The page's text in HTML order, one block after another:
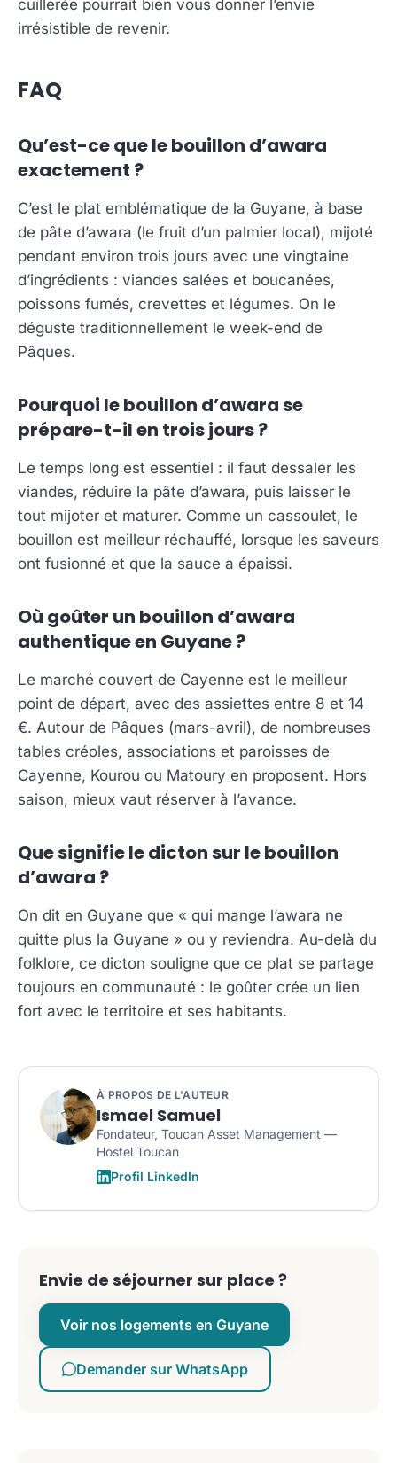
cuillerée pourrait bien vous donner l’envie
irrésistible de revenir.
FAQ
Qu’est-ce que le bouillon d’awara
exactement ?
C’est le plat emblématique de la Guyane, à base
de pâte d’awara (le fruit d’un palmier local), mijoté
pendant environ trois jours avec une vingtaine
d’ingrédients : viandes salées et boucanées,
poissons fumés, crevettes et légumes. On le
déguste traditionnellement le week-end de
Pâques.
Pourquoi le bouillon d’awara se
prépare-t-il en trois jours ?
Le temps long est essentiel : il faut dessaler les
viandes, réduire la pâte d’awara, puis laisser le
tout mijoter et maturer. Comme un cassoulet, le
bouillon est meilleur réchauffé, lorsque les saveurs
ont fusionné et que la sauce a épaissi.
Où goûter un bouillon d’awara
authentique en Guyane ?
Le marché couvert de Cayenne est le meilleur
point de départ, avec des assiettes entre 8 et 14
€. Autour de Pâques (mars-avril), de nombreuses
tables créoles, associations et paroisses de
Cayenne, Kourou ou Matoury en proposent. Hors
saison, mieux vaut réserver à l’avance.
Que signifie le dicton sur le bouillon
d’awara ?
On dit en Guyane que « qui mange l’awara ne
quitte plus la Guyane » ou y reviendra. Au-delà du
folklore, ce dicton souligne que ce plat se partage
toujours en communauté : le goûter crée un lien
fort avec le territoire et ses habitants.
À PROPOS DE L'AUTEUR
Ismael Samuel
Fondateur, Toucan Asset Management —
Hostel Toucan
Profil LinkedIn
Envie de séjourner sur place ?
Voir nos logements en Guyane
Demander sur WhatsApp